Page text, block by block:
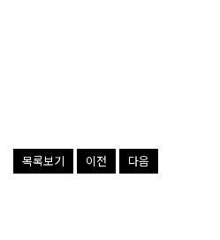
목록보기 이전 다음